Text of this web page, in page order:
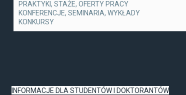
PRAKTYKI, STAŻE, OFERTY PRACY
KONFERENCJE, SEMINARIA, WYKŁADY
KONKURSY
INFORMACJE DLA STUDENTÓW I DOKTORANTÓW